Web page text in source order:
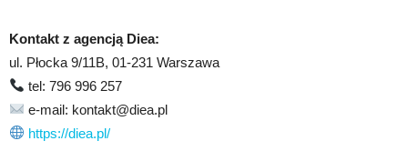
Kontakt z agencją Diea:
ul. Płocka 9/11B, 01-231 Warszawa
tel: 796 996 257
e-mail: kontakt@diea.pl
https://diea.pl/